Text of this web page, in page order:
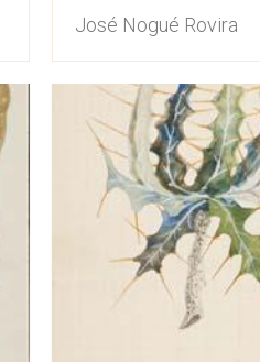
José Nogué Rovira